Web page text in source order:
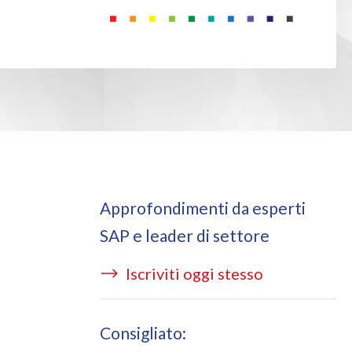
Approfondimenti da esperti
SAP e leader di settore
Iscriviti oggi stesso
Consigliato: